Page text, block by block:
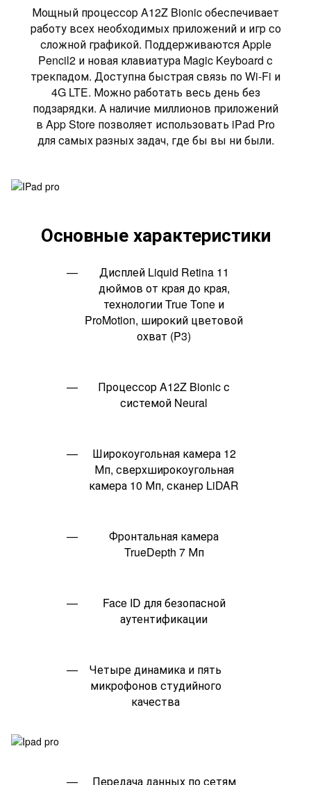
Мощный процессор A12Z Bionic обеспечивает
работу всех необходимых приложений и игр со
сложной графикой. Поддерживаются Apple
Pencil2 и новая клавиатура Magic Keyboard с
трекпадом. Доступна быстрая связь по Wi‑Fi и
4G LTE. Можно работать весь день без
подзарядки. А наличие миллионов приложений
в App Store позволяет использовать iPad Pro
для самых разных задач, где бы вы ни были.
Основные характеристики
Дисплей Liquid Retina 11
дюймов от края до края,
технологии True Tone и
ProMotion, широкий цветовой
охват (P3)
Процессор A12Z Bionic с
системой Neural
Широкоугольная камера 12
Мп, сверхширокоугольная
камера 10 Мп, сканер LiDAR
Фронтальная камера
TrueDepth 7 Мп
Face ID для безопасной
аутентификации
Четыре динамика и пять
микрофонов студийного
качества
Передача данных по сетям